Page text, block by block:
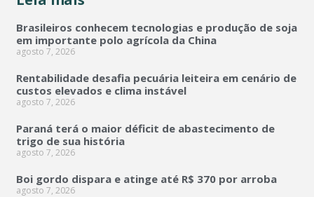
Brasileiros conhecem tecnologias e produção de soja
em importante polo agrícola da China
agosto 7, 2026
Rentabilidade desafia pecuária leiteira em cenário de
custos elevados e clima instável
agosto 7, 2026
Paraná terá o maior déficit de abastecimento de
trigo de sua história
agosto 7, 2026
Boi gordo dispara e atinge até R$ 370 por arroba
agosto 7, 2026